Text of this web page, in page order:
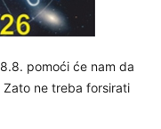
pomoći će nam da
Zato ne treba forsirati